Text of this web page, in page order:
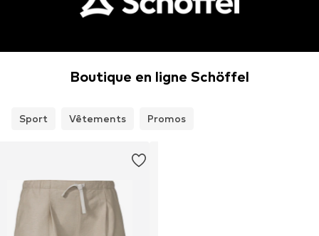
Boutique en ligne Schöffel
Sport Vêtements Promos